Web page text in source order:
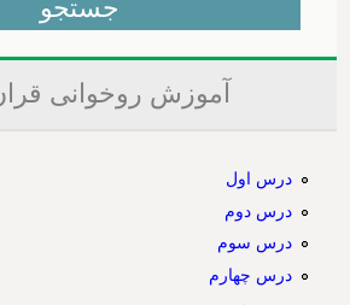
آموزش روخوانی
درس اول
درس دوم
درس سوم
درس چهارم